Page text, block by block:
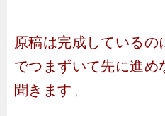
原稿は完成しているの
でつまずいて先に進め
聞きます。